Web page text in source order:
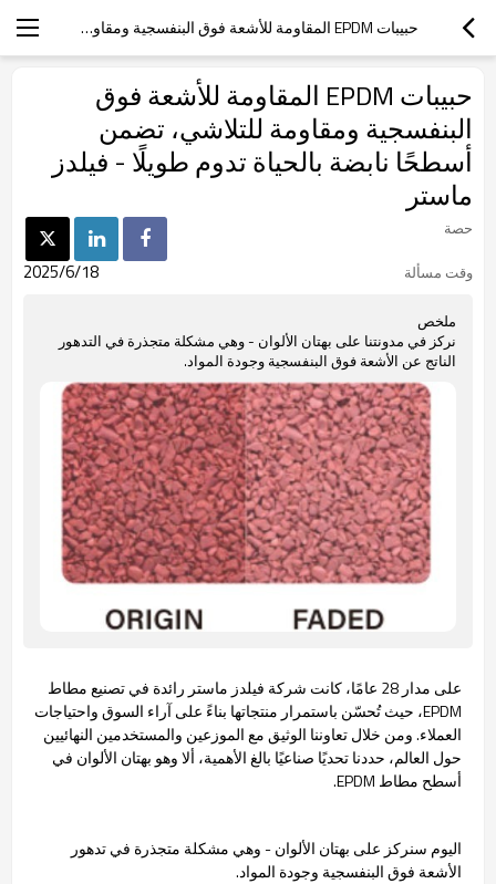
حبيبات EPDM المقاومة للأشعة فوق البنفسجية ومقاومة للتلاشي، تضمن أسطحًا نابضة بالحياة تدوم طويلًا - فيلدز ماستر
حبيبات EPDM المقاومة للأشعة فوق
البنفسجية ومقاومة للتلاشي، تضمن
أسطحًا نابضة بالحياة تدوم طويلًا - فيلدز
ماستر
حصة
وقت مسألة
2025/6/18
ملخص
نركز في مدونتنا على بهتان الألوان - وهي مشكلة متجذرة في التدهور
الناتج عن الأشعة فوق البنفسجية وجودة المواد.
على مدار 28 عامًا، كانت شركة فيلدز ماستر رائدة في تصنيع مطاط
EPDM، حيث تُحسّن باستمرار منتجاتها بناءً على آراء السوق واحتياجات
العملاء. ومن خلال تعاوننا الوثيق مع الموزعين والمستخدمين النهائيين
حول العالم، حددنا تحديًا صناعيًا بالغ الأهمية، ألا وهو بهتان الألوان في
أسطح مطاط EPDM.
اليوم سنركز على بهتان الألوان - وهي مشكلة متجذرة في تدهور
الأشعة فوق البنفسجية وجودة المواد.